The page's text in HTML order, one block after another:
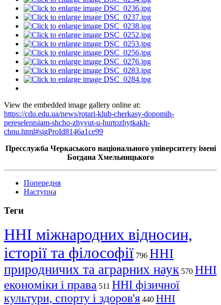
View the embedded image gallery online at:
https://cdu.edu.ua/news/rotari-klub-cherkasy-dopomih-
pereselentsiam-shcho-zhyvut-u-hurtozhytkakh-
chnu.html#sigProId8146a1ce99
Пресслужба Черкаського національного університету імені
Богдана Хмельницького
Попередня
Наступна
Теги
ННІ міжнародних відносин,
історії та філософії 796 ННІ
природничих та аграрних наук 570 ННІ
економіки і права 511 ННІ фізичної
культури, спорту і здоров'я 440 ННІ